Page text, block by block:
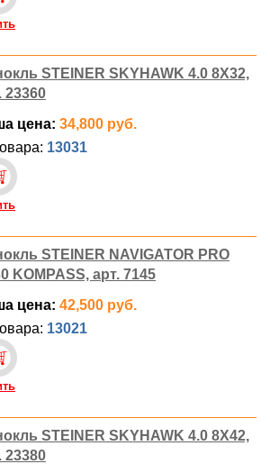
STEINER SKYHAWK 4.0 8X32,
23360
цена: 34,800 руб.
13031
STEINER NAVIGATOR PRO
KOMPASS, арт. 7145
цена: 42,500 руб.
13021
STEINER SKYHAWK 4.0 8X42,
23380